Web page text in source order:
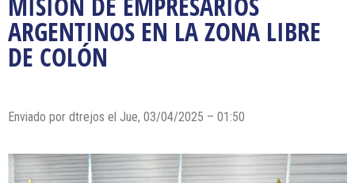
ARGENTINOS EN LA ZONA LIBRE
DE COLÓN
Enviado por dtrejos el Jue, 03/04/2025 – 01:50